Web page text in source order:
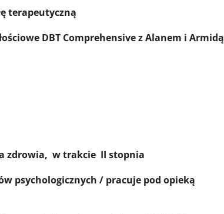
terapeutyczną
DBT Comprehensive z Alanem i Armidą
zdrowia, w trakcie II stopnia
psychologicznych / pracuje pod opieką